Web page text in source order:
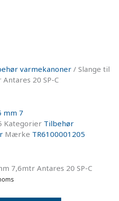
varmekanoner / Slange til
20 SP-C
Kategorier Tilbehør
Mærke TR6100001205
7,6mtr Antares 20 SP-C